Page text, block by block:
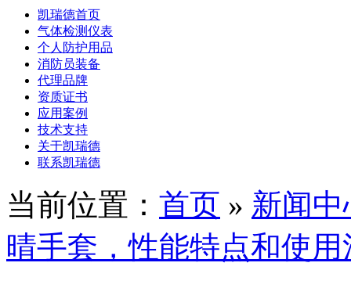
凯瑞德首页
气体检测仪表
个人防护用品
消防员装备
代理品牌
资质证书
应用案例
技术支持
关于凯瑞德
联系凯瑞德
当前位置： 首页 » 新闻中
晴手套，性能特点和使